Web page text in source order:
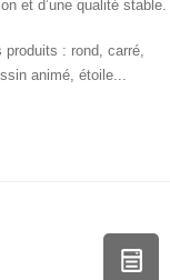
et d’une qualité stable.
: rond, carré,
animé, étoile...